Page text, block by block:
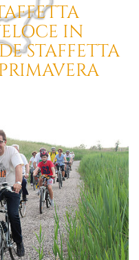
IN
STAFFETTA